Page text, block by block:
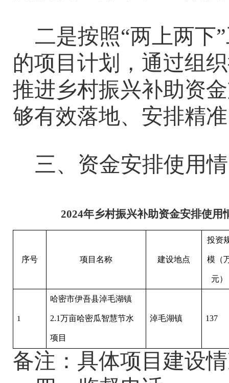
二是按照“两上两下
的项目计划，通过组
推进乡村振兴补助资
够有效落地、安排精
三、资金安排使用
2024年乡村振兴补助资金安排使用
序号 项目名称 建设地点
投资
模（
元）
1
哈密市伊吾县淖毛湖镇
2.1万亩哈密瓜智慧节水
项目
淖毛湖镇 137
备注：具体项目建设